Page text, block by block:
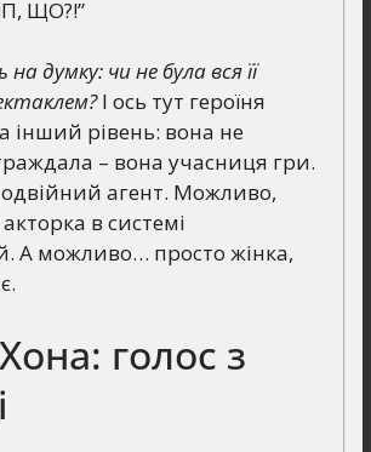
ЩО?!”
думку: чи не була вся її
І ось тут героїня
інший рівень: вона не
– вона учасниця гри.
агент. Можливо,
в системі
А можливо… просто жінка,
голос з